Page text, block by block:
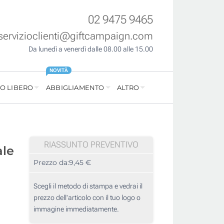
02 9475 9465
Da lunedì a venerdì dalle 08.00 alle 15.00
LIBERO ABBIGLIAMENTO
NOVITÀ
ALTRO
RIASSUNTO PREVENTIVO
Prezzo da:9,45 €
Scegli il metodo di stampa e vedrai il
prezzo dell'articolo con il tuo logo o
immagine immediatamente.